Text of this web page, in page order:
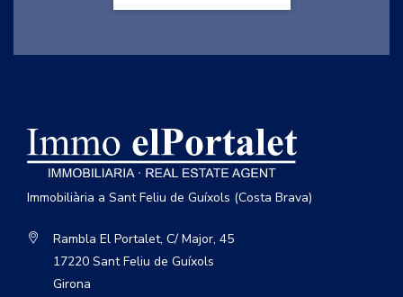
Immobiliària a Sant Feliu de Guíxols (Costa Brava)
Rambla El Portalet, C/ Major, 45
17220 Sant Feliu de Guíxols
Girona